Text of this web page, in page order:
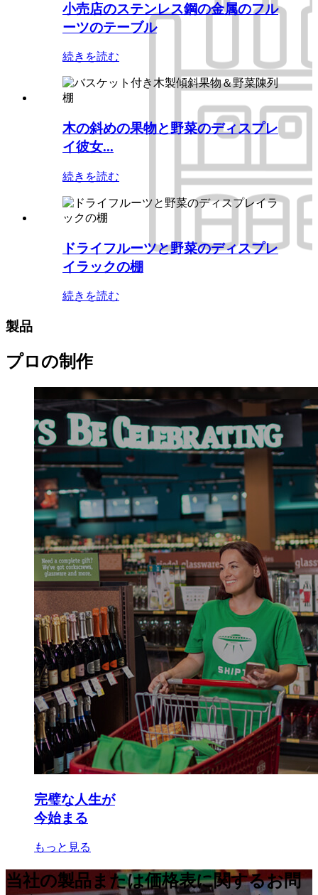
小売店のステンレス鋼の金属のフル
ーツのテーブル
続きを読む
木の斜めの果物と野菜のディスプレ
イ彼女...
続きを読む
ドライフルーツと野菜のディスプレ
イラックの棚
続きを読む
製品
プロの制作
完璧な人生が
今始まる
もっと見る
当社の製品または価格表に関するお問